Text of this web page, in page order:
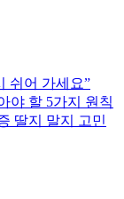
쉬어 가세요”
야 할 5가지 원칙
딸지 말지 고민